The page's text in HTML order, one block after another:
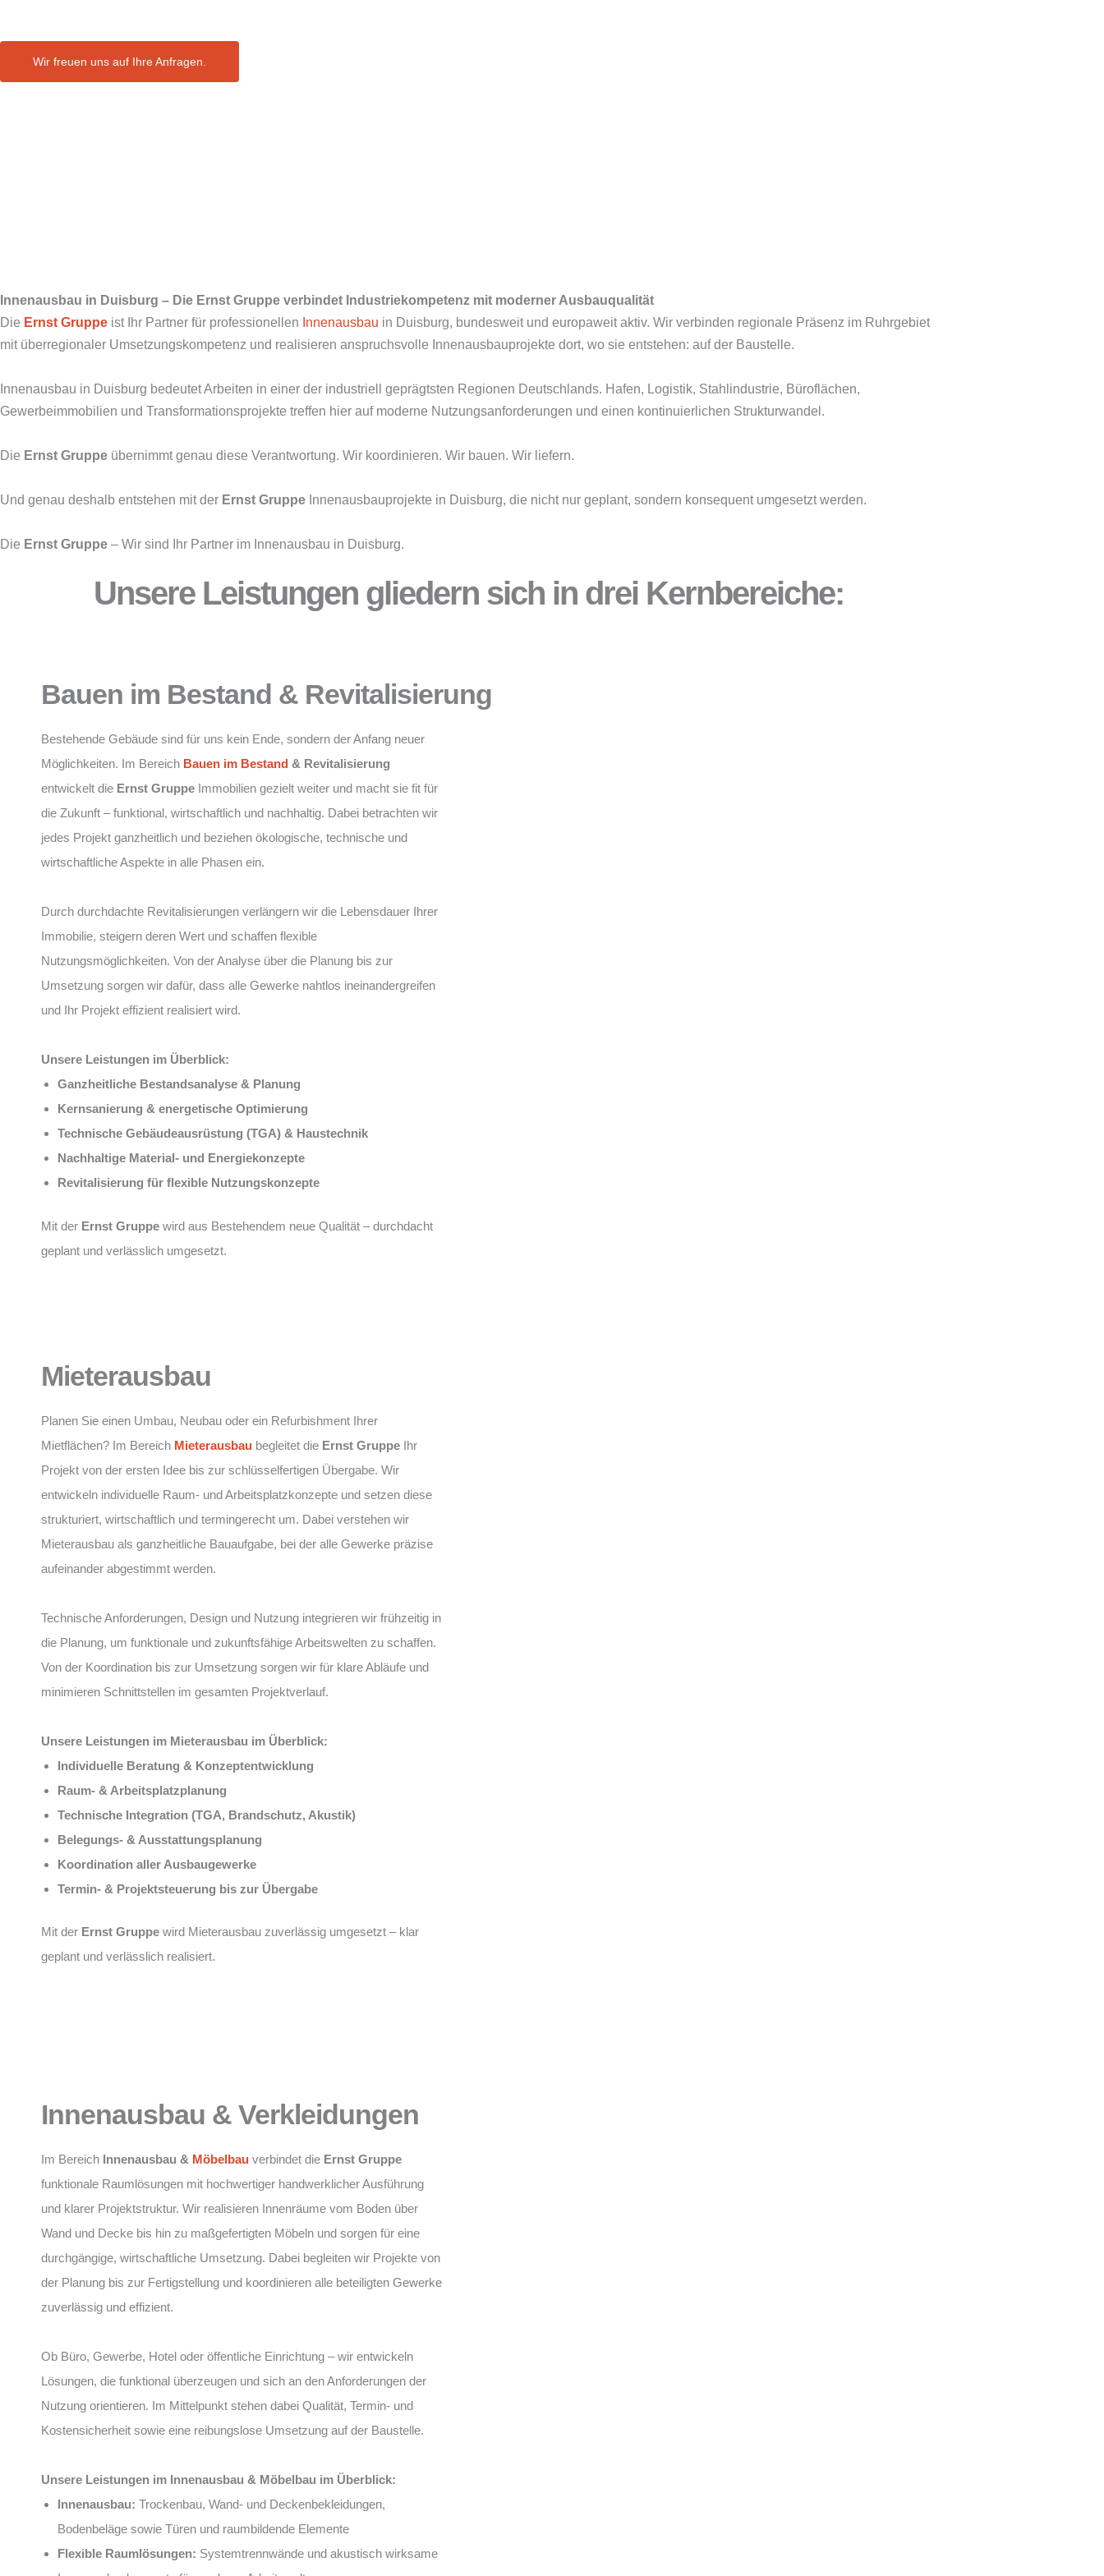
Wir freuen uns auf Ihre Anfragen.
Innenausbau in Duisburg – Die Ernst Gruppe verbindet Industriekompetenz mit moderner Ausbauqualität
Die Ernst Gruppe ist Ihr Partner für professionellen Innenausbau in Duisburg, bundesweit und europaweit aktiv. Wir verbinden regionale Präsenz im Ruhrgebiet
mit überregionaler Umsetzungskompetenz und realisieren anspruchsvolle Innenausbauprojekte dort, wo sie entstehen: auf der Baustelle.
Innenausbau in Duisburg bedeutet Arbeiten in einer der industriell geprägtsten Regionen Deutschlands. Hafen, Logistik, Stahlindustrie, Büroflächen,
Gewerbeimmobilien und Transformationsprojekte treffen hier auf moderne Nutzungsanforderungen und einen kontinuierlichen Strukturwandel.
Die Ernst Gruppe übernimmt genau diese Verantwortung. Wir koordinieren. Wir bauen. Wir liefern.
Und genau deshalb entstehen mit der Ernst Gruppe Innenausbauprojekte in Duisburg, die nicht nur geplant, sondern konsequent umgesetzt werden.
Die Ernst Gruppe – Wir sind Ihr Partner im Innenausbau in Duisburg.
Unsere Leistungen gliedern sich in drei Kernbereiche:
Bauen im Bestand & Revitalisierung
Bestehende Gebäude sind für uns kein Ende, sondern der Anfang neuer
Möglichkeiten. Im Bereich Bauen im Bestand & Revitalisierung
entwickelt die Ernst Gruppe Immobilien gezielt weiter und macht sie fit für
die Zukunft – funktional, wirtschaftlich und nachhaltig. Dabei betrachten wir
jedes Projekt ganzheitlich und beziehen ökologische, technische und
wirtschaftliche Aspekte in alle Phasen ein.
Durch durchdachte Revitalisierungen verlängern wir die Lebensdauer Ihrer
Immobilie, steigern deren Wert und schaffen flexible
Nutzungsmöglichkeiten. Von der Analyse über die Planung bis zur
Umsetzung sorgen wir dafür, dass alle Gewerke nahtlos ineinandergreifen
und Ihr Projekt effizient realisiert wird.
Unsere Leistungen im Überblick:
Ganzheitliche Bestandsanalyse & Planung
Kernsanierung & energetische Optimierung
Technische Gebäudeausrüstung (TGA) & Haustechnik
Nachhaltige Material- und Energiekonzepte
Revitalisierung für flexible Nutzungskonzepte
Mit der Ernst Gruppe wird aus Bestehendem neue Qualität – durchdacht
geplant und verlässlich umgesetzt.
Mieterausbau
Planen Sie einen Umbau, Neubau oder ein Refurbishment Ihrer
Mietflächen? Im Bereich Mieterausbau begleitet die Ernst Gruppe Ihr
Projekt von der ersten Idee bis zur schlüsselfertigen Übergabe. Wir
entwickeln individuelle Raum- und Arbeitsplatzkonzepte und setzen diese
strukturiert, wirtschaftlich und termingerecht um. Dabei verstehen wir
Mieterausbau als ganzheitliche Bauaufgabe, bei der alle Gewerke präzise
aufeinander abgestimmt werden.
Technische Anforderungen, Design und Nutzung integrieren wir frühzeitig in
die Planung, um funktionale und zukunftsfähige Arbeitswelten zu schaffen.
Von der Koordination bis zur Umsetzung sorgen wir für klare Abläufe und
minimieren Schnittstellen im gesamten Projektverlauf.
Unsere Leistungen im Mieterausbau im Überblick:
Individuelle Beratung & Konzeptentwicklung
Raum- & Arbeitsplatzplanung
Technische Integration (TGA, Brandschutz, Akustik)
Belegungs- & Ausstattungsplanung
Koordination aller Ausbaugewerke
Termin- & Projektsteuerung bis zur Übergabe
Mit der Ernst Gruppe wird Mieterausbau zuverlässig umgesetzt – klar
geplant und verlässlich realisiert.
Innenausbau & Verkleidungen
Im Bereich Innenausbau & Möbelbau verbindet die Ernst Gruppe
funktionale Raumlösungen mit hochwertiger handwerklicher Ausführung
und klarer Projektstruktur. Wir realisieren Innenräume vom Boden über
Wand und Decke bis hin zu maßgefertigten Möbeln und sorgen für eine
durchgängige, wirtschaftliche Umsetzung. Dabei begleiten wir Projekte von
der Planung bis zur Fertigstellung und koordinieren alle beteiligten Gewerke
zuverlässig und effizient.
Ob Büro, Gewerbe, Hotel oder öffentliche Einrichtung – wir entwickeln
Lösungen, die funktional überzeugen und sich an den Anforderungen der
Nutzung orientieren. Im Mittelpunkt stehen dabei Qualität, Termin- und
Kostensicherheit sowie eine reibungslose Umsetzung auf der Baustelle.
Unsere Leistungen im Innenausbau & Möbelbau im Überblick:
Innenausbau: Trockenbau, Wand- und Deckenbekleidungen,
Bodenbeläge sowie Türen und raumbildende Elemente
Flexible Raumlösungen: Systemtrennwände und akustisch wirksame